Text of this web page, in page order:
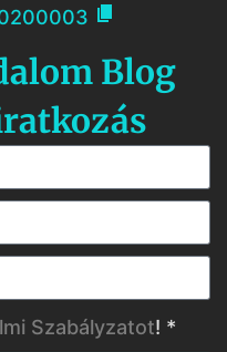

Blog
Szabályzatot! *